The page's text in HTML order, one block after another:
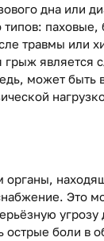
дна или
травмы или
является
может быть
органы,
Это
боли в